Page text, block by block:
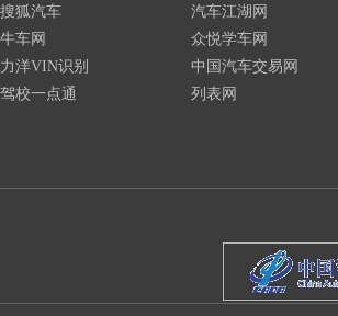
搜狐汽车
牛车网
力洋VIN识别
驾校一点通
汽车江湖网
众悦学车网
中国汽车交易网
列表网